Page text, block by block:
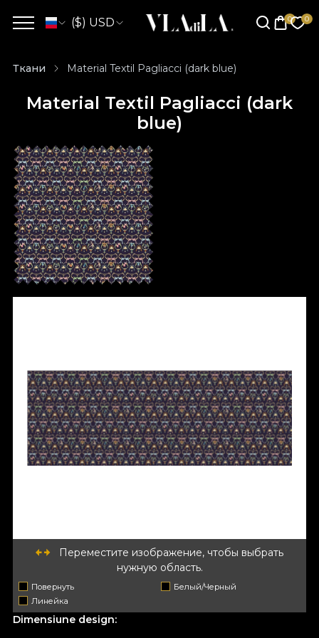
($) USD
Ткани Material Textil Pagliacci (dark blue)
Material Textil Pagliacci (dark
blue)
Переместите изображение, чтобы выбрать
нужную область.
Повернуть
Белый/Черный
Линейка
Dimensiune design: